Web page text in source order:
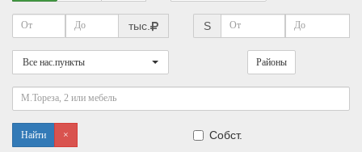
тыс. S
Все нас.пункты Районы
Найти × Собст.